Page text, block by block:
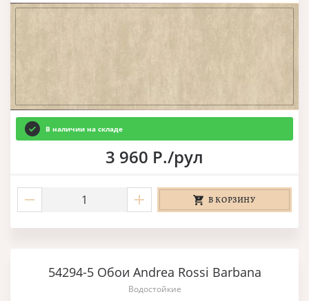
В наличии на складе
3 960 Р./рул
В КОРЗИНУ
54294-5 Обои Andrea Rossi Barbana
Водостойкие